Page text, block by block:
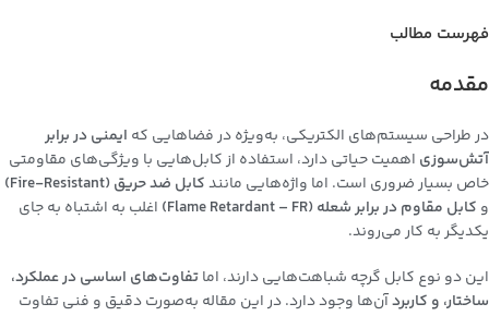
فهرست مطالب
مقدمه
در طراحی سیستم‌های الکتریکی، به‌ویژه در فضاهایی که ایمنی در برابر
آتش‌سوزی اهمیت حیاتی دارد، استفاده از کابل‌هایی با ویژگی‌های مقاومتی
خاص بسیار ضروری است. اما واژه‌هایی مانندکابل ضد حریق (Fire-Resistant)
و کابل مقاوم در برابر شعله (Flame Retardant – FR)
اغلب به اشتباه به جای
یکدیگر به کار می‌روند.
این دو نوع کابل گرچه شباهت‌هایی دارند، اماتفاوت‌های اساسی در عملکرد،
ساختار، و کاربردآن‌ها وجود دارد. در این مقاله به‌صورت دقیق و فنی تفاوت